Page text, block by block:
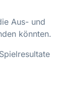
Aus- und
könnten.